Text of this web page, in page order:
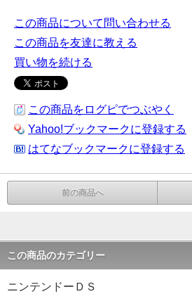
この商品について問い合わせる
この商品を友達に教える
買い物を続ける
この商品をログピでつぶやく
Yahoo!ブックマークに登録する
はてなブックマークに登録する
前の商品へ
この商品のカテゴリー
ニンテンドーＤＳ